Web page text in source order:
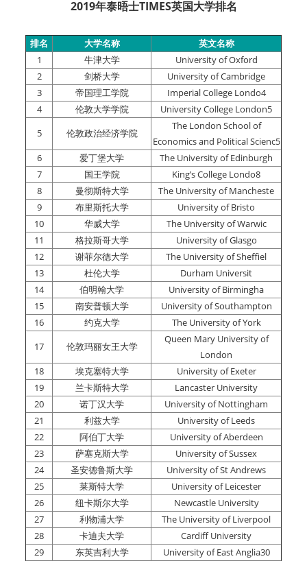
2019年泰晤士TIMES英国大学排名
排名 大学名称
英文名称
1
牛津大学
University of Oxford
2
剑桥大学
University of Cambridge
3
帝国理工学院
Imperial College Londo4
4
伦敦大学学院 University College London5
5
伦敦政治经济学院
The London School of
Economics and Political Scienc5
6
爱丁堡大学
The University of Edinburgh
7
国王学院
King’s College Londo8
8
曼彻斯特大学
The University of Mancheste
9
布里斯托大学
University of Bristo
10
华威大学
The University of Warwic
11
格拉斯哥大学
University of Glasgo
12
谢菲尔德大学
The University of Sheffiel
13
杜伦大学
Durham Universit
14
伯明翰大学
University of Birmingha
15
南安普顿大学
University of Southampton
16
约克大学
The University of York
17
伦敦玛丽女王大学
Queen Mary University of
London
18
埃克塞特大学
University of Exeter
19
兰卡斯特大学
Lancaster University
20
诺丁汉大学
University of Nottingham
21
利兹大学
University of Leeds
22
阿伯丁大学
University of Aberdeen
23
萨塞克斯大学
University of Sussex
24
圣安德鲁斯大学
University of St Andrews
25
莱斯特大学
University of Leicester
26
纽卡斯尔大学
Newcastle University
27
利物浦大学
The University of Liverpool
28
卡迪夫大学
Cardiff University
29
东英吉利大学 University of East Anglia30